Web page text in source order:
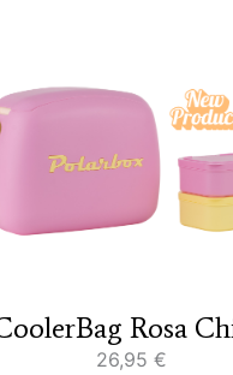
Rosa
26,95€